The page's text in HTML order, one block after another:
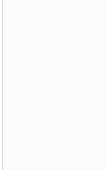
อิทัม
เอเ
ขีณัง